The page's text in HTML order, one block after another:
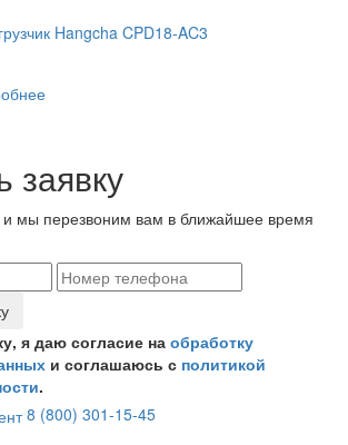
Hangcha CPD18-AC3
заявку
мы перезвоним вам в ближайшее время
я даю согласие на обработку
и соглашаюсь с политикой
.
8 (800) 301-15-45